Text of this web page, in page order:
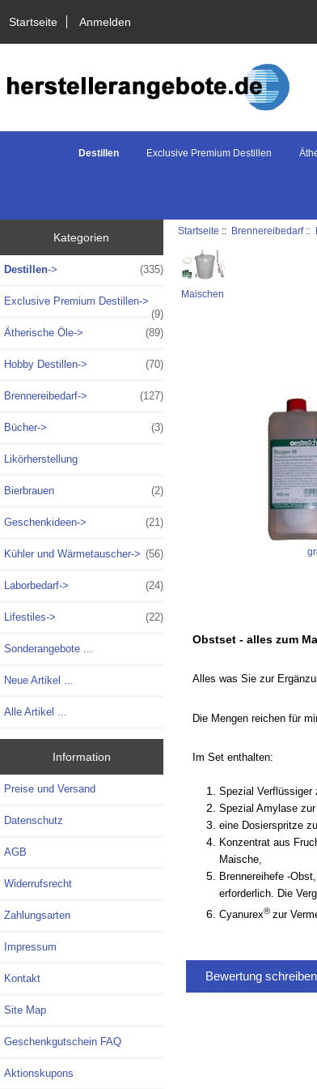
Startseite Anmelden
Destillen Exclusive Premium Destillen
Kategorien
Destillen-> (335)
Exclusive Premium Destillen->
(9)
Ätherische Öle->
(89)
Hobby Destillen-> (70)
Brennereibedarf-> (127)
Bücher-> (3)
Likörherstellung
Bierbrauen (2)
Geschenkideen-> (21)
Kühler und Wärmetauscher-> (56)
Laborbedarf-> (24)
Lifestiles-> (22)
Sonderangebote ...
Neue Artikel ...
Alle Artikel ...
Information
Preise und Versand
Datenschutz
AGB
Widerrufsrecht
Zahlungsarten
Impressum
Kontakt
Site Map
Geschenkgutschein FAQ
Aktionskupons
Startseite :: Brennereibedarf ::
Maischen
Obstset - alles zum
Alles was Sie zur
Die Mengen reichen für
Im Set enthalten:
Spezial Verflüssiger
Spezial Amylase
eine Dosierspritze
Konzentrat aus
Maische,
Brennereihefe -
erforderlich. Die
Cyanurex® zur
Bewertung schreiben